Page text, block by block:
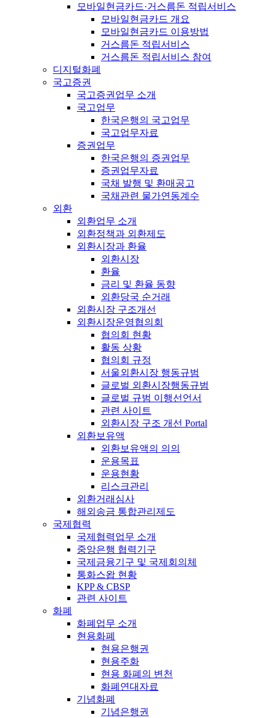
모바일현금카드·거스름돈 적립서비스
모바일현금카드 개요
모바일현금카드 이용방법
거스름돈 적립서비스
거스름돈 적립서비스 참여
디지털화폐
국고증권
국고증권업무 소개
국고업무
한국은행의 국고업무
국고업무자료
증권업무
한국은행의 증권업무
증권업무자료
국채 발행 및 환매공고
국채관련 물가연동계수
외환
외환업무 소개
외환정책과 외환제도
외환시장과 환율
외환시장
환율
금리 및 환율 동향
외환당국 순거래
외환시장 구조개선
외환시장운영협의회
협의회 현황
활동 상황
협의회 규정
서울외환시장 행동규범
글로벌 외환시장행동규범
글로벌 규범 이행선언서
관련 사이트
외환시장 구조 개선 Portal
외환보유액
외환보유액의 의의
운용목표
운용현황
리스크관리
외환거래심사
해외송금 통합관리제도
국제협력
국제협력업무 소개
중앙은행 협력기구
국제금융기구 및 국제회의체
통화스왑 현황
KPP & CBSP
관련 사이트
화폐
화폐업무 소개
현용화폐
현용은행권
현용주화
현용 화폐의 변천
화폐연대자료
기념화폐
기념은행권